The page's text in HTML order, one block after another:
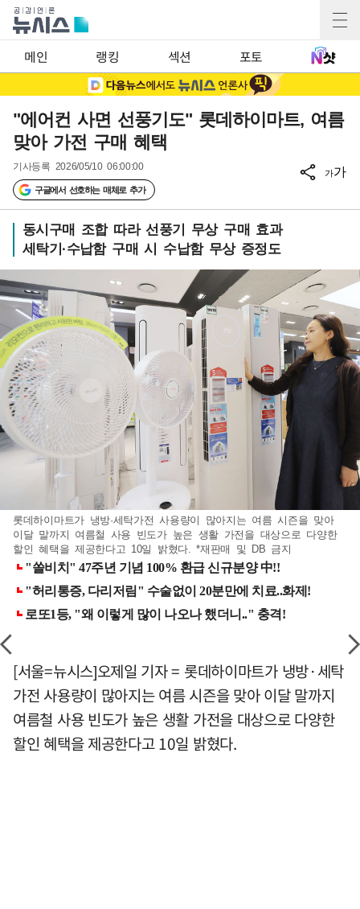
메인 랭킹 섹션 포토
"에어컨 사면 선풍기도" 롯데하이마트, 여름
맞아 가전 구매 혜택
기사등록 2026/05/10 06:00:00
구글에서 선호하는 매체로 추가
가가
동시구매 조합 따라 선풍기 무상 구매 효과
세탁기·수납함 구매 시 수납함 무상 증정도
롯데하이마트가 냉방·세탁가전 사용량이 많아지는 여름 시즌을 맞아
이달 말까지 여름철 사용 빈도가 높은 생활 가전을 대상으로 다양한
할인 혜택을 제공한다고 10일 밝혔다. *재판매 및 DB 금지
[서울=뉴시스]오제일 기자 = 롯데하이마트가 냉방·세탁
가전 사용량이 많아지는 여름 시즌을 맞아 이달 말까지
여름철 사용 빈도가 높은 생활 가전을 대상으로 다양한
할인 혜택을 제공한다고 10일 밝혔다.